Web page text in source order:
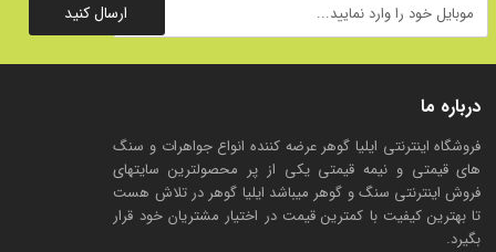
درباره ما
فروشگاه اینترنتی ایلیا گوهر عرضه کننده انواع جواهرات و سنگ
های قیمتی و نیمه قیمتی یکی از پر محصولترین سایتهای
فروش اینترنتی سنگ و گوهر میباشد ایلیا گوهر در تلاش هست
تا بهترین کیفیت با کمترین قیمت در اختیار مشتریان خود قرار
بگیرد.
ارسال کنید